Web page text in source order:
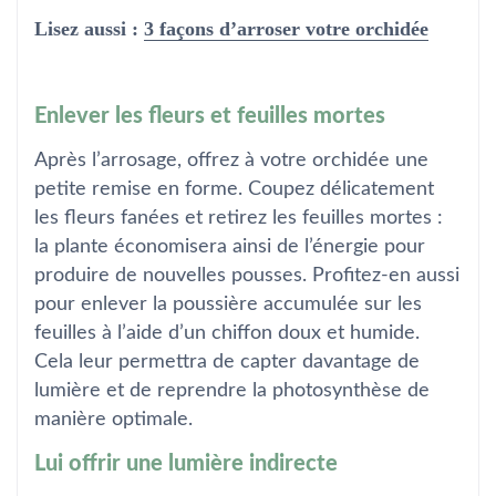
Lisez aussi : 3 façons d’arroser votre orchidée
Enlever les fleurs et feuilles mortes
Après l’arrosage, offrez à votre orchidée une
petite remise en forme. Coupez délicatement
les fleurs fanées et retirez les feuilles mortes :
la plante économisera ainsi de l’énergie pour
produire de nouvelles pousses. Profitez-en aussi
pour enlever la poussière accumulée sur les
feuilles à l’aide d’un chiffon doux et humide.
Cela leur permettra de capter davantage de
lumière et de reprendre la photosynthèse de
manière optimale.
Lui offrir une lumière indirecte